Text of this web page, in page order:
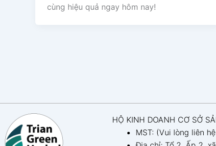
cùng hiệu quả ngay hôm nay!
HỘ KINH DOANH CƠ SỞ
MST: (Vui lòng liên